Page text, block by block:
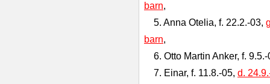
barn,
5. Anna Otelia, f. 22.2.-03,
barn,
6. Otto Martin Anker, f.
7. Einar, f. 11.8.-05, d.